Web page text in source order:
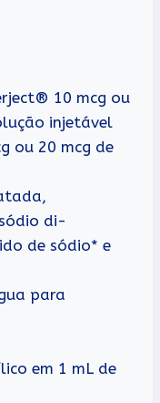
10 mcg ou
injetável
ou 20 mcg de
di-
de sódio* e
para
em 1 mL de